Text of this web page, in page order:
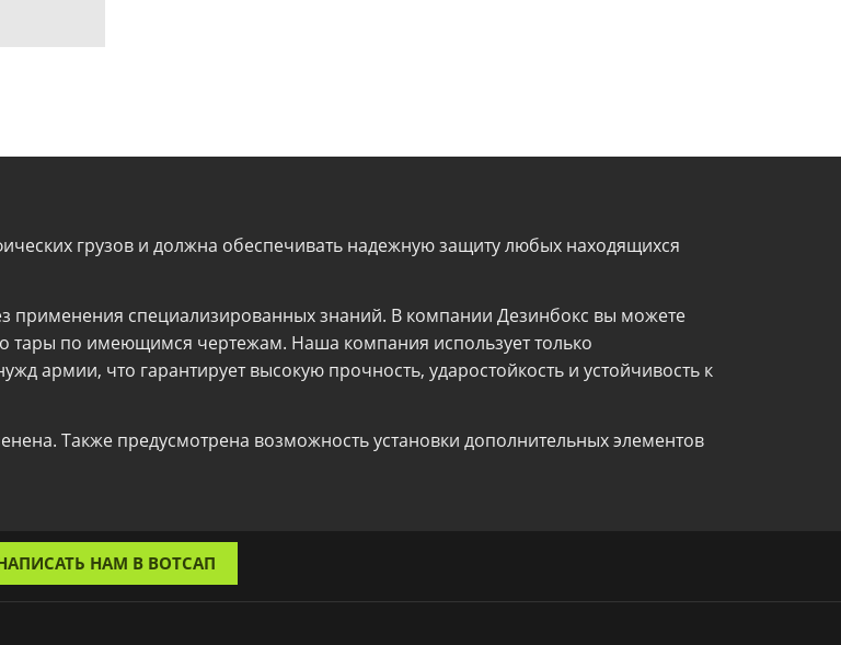
грузов и должна обеспечивать надежную защиту любых находящихся
применения специализированных знаний. В компании Дезинбокс вы можете
тары по имеющимся чертежам. Наша компания использует только
армии, что гарантирует высокую прочность, ударостойкость и устойчивость к
Также предусмотрена возможность установки дополнительных элементов
НАМ В ВОТСАП